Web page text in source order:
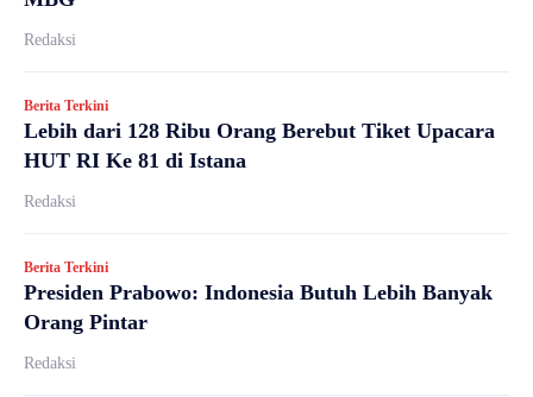
Redaksi
Berita Terkini
Lebih dari 128 Ribu Orang Berebut Tiket Upacara
HUT RI Ke 81 di Istana
Redaksi
Berita Terkini
Presiden Prabowo: Indonesia Butuh Lebih Banyak
Orang Pintar
Redaksi